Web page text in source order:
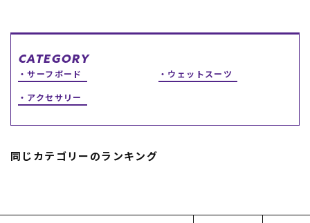
CATEGORY
ファッションTOP
スノーTOP
CATEGORY
サーフボード
ウェットスーツ
アクセサリー
同じカテゴリーのランキング